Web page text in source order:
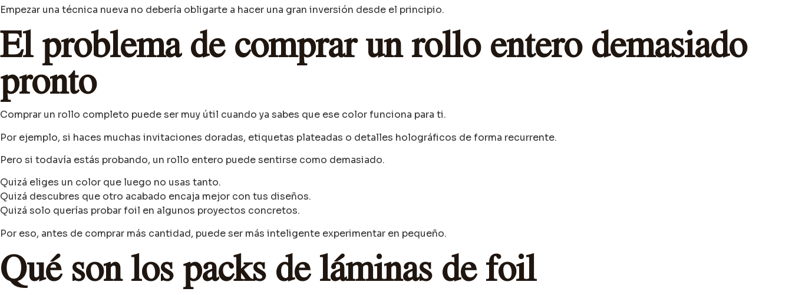
Empezar una técnica nueva no debería obligarte a hacer una gran inversión desde el principio.
El problema de comprar un rollo entero demasiado
pronto
Comprar un rollo completo puede ser muy útil cuando ya sabes que ese color funciona para ti.
Por ejemplo, si haces muchas invitaciones doradas, etiquetas plateadas o detalles holográficos de forma recurrente.
Pero si todavía estás probando, un rollo entero puede sentirse como demasiado.
Quizá eliges un color que luego no usas tanto.
Quizá descubres que otro acabado encaja mejor con tus diseños.
Quizá solo querías probar foil en algunos proyectos concretos.
Por eso, antes de comprar más cantidad, puede ser más inteligente experimentar en pequeño.
Qué son los packs de láminas de foil